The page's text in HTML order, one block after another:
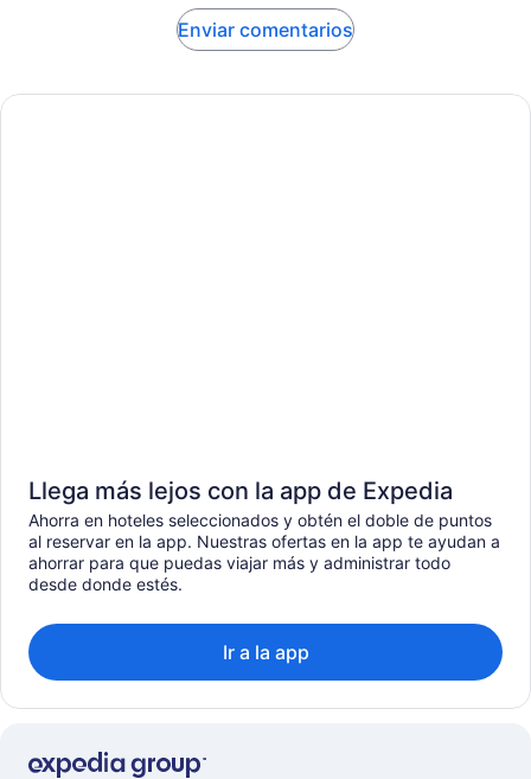
Enviar comentarios
Llega más lejos con la app de Expedia
Ahorra en hoteles seleccionados y obtén el doble de puntos
al reservar en la app. Nuestras ofertas en la app te ayudan a
ahorrar para que puedas viajar más y administrar todo
desde donde estés.
Ir a la app